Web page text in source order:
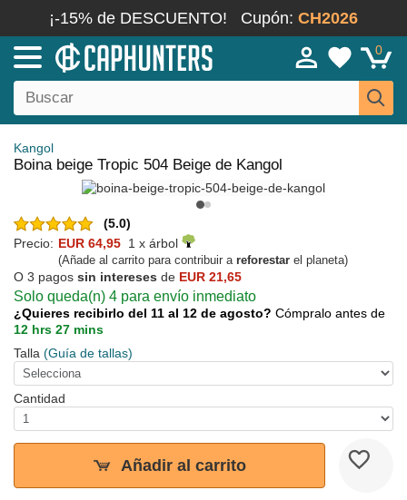
¡-15% de DESCUENTO! Cupón: CH2026
0
Kangol
Boina beige Tropic 504 Beige de Kangol
(5.0)
Precio: EUR 64,95 1 x árbol
(Añade al carrito para contribuir a reforestar el planeta)
O 3 pagos sin intereses de EUR 21,65
Solo queda(n) 4 para envío inmediato
¿Quieres recibirlo del 11 al 12 de agosto? Cómpralo antes de
12 hrs 27 mins
Talla (Guía de tallas)
Cantidad
Añadir al carrito